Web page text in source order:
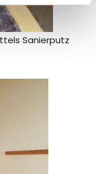
Sanierputz